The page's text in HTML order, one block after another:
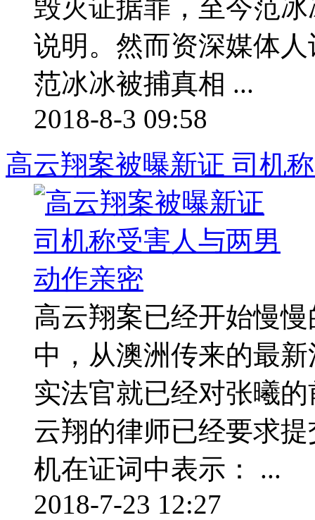
毁灭证据罪，至今范
说明。然而资深媒体
范冰冰被捕真相 ...
2018-8-3 09:58
高云翔案被曝新证 司机
高云翔案已经开始慢
中，从澳洲传来的最
实法官就已经对张曦
云翔的律师已经要求
机在证词中表示： ...
2018-7-23 12:27